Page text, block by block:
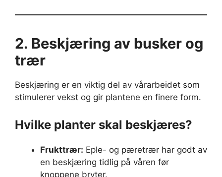
2. Beskjæring av busker og
trær
Beskjæring er en viktig del av vårarbeidet som
stimulerer vekst og gir plantene en finere form.
Hvilke planter skal beskjæres?
Frukttrær: Eple- og pæretrær har godt av
en beskjæring tidlig på våren før
knoppene bryter.